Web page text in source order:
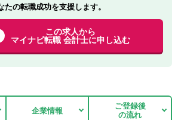
たの転職成功を支援します。
この求人から
マイナビ転職 会計士に申し込む
企業情報
ご登録後
の流れ